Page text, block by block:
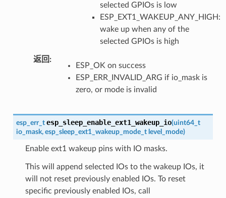
selected GPIOs is low
ESP_EXT1_WAKEUP_ANY_HIGH:
wake up when any of the
selected GPIOs is high
返回 :
ESP_OK on success
ESP_ERR_INVALID_ARG if io_mask is
zero, or mode is invalid
esp_err_t esp_sleep_enable_ext1_wakeup_io(uint64_t
io_mask, esp_sleep_ext1_wakeup_mode_t level_mode)
Enable ext1 wakeup pins with IO masks.
This will append selected IOs to the wakeup IOs, it
will not reset previously enabled IOs. To reset
specific previously enabled IOs, call